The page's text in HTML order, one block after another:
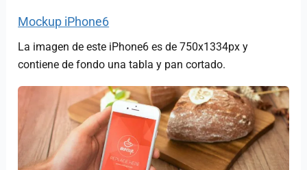
Mockup iPhone6
La imagen de este iPhone6 es de 750x1334px y
contiene de fondo una tabla y pan cortado.